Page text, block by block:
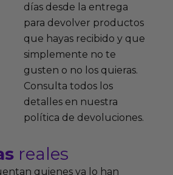
días desde la entrega
para devolver productos
que hayas recibido y que
simplemente no te
gusten o no los quieras.
Consulta todos los
detalles en nuestra
política de devoluciones.
reales
quienes ya lo han